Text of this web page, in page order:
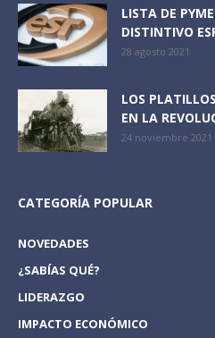
LISTA DE
DISTINTIVO
28 agosto 2021
LOS
EN LA
24 noviembre 2021
CATEGORÍA POPULAR
NOVEDADES
¿SABÍAS QUÉ?
LIDERAZGO
IMPACTO ECONÓMICO